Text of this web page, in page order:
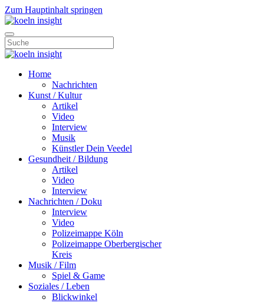
Zum Hauptinhalt springen
Home
Nachrichten
Kunst / Kultur
Artikel
Video
Interview
Musik
Künstler Dein Veedel
Gesundheit / Bildung
Artikel
Video
Interview
Nachrichten / Doku
Interview
Video
Polizeimappe Köln
Polizeimappe Oberbergischer
Kreis
Musik / Film
Spiel & Game
Soziales / Leben
Blickwinkel